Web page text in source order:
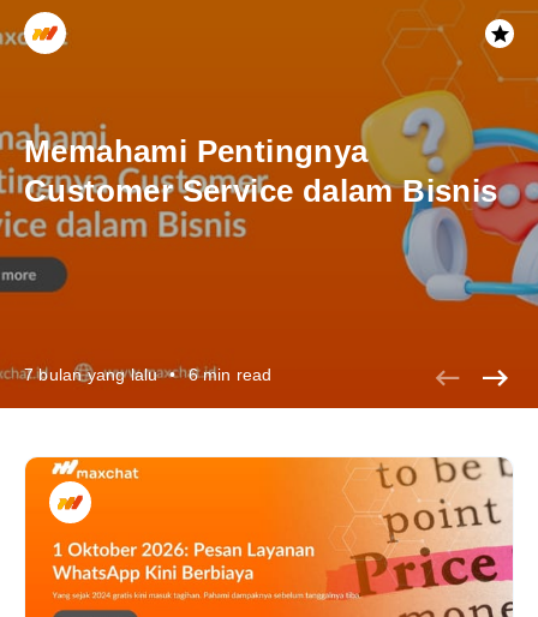
Memahami Pentingnya
Customer Service dalam Bisnis
7 bulan yang lalu • 6 min read